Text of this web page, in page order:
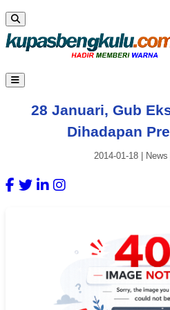
28 Januari, Gub
Dihadapan
2014-01-18| News